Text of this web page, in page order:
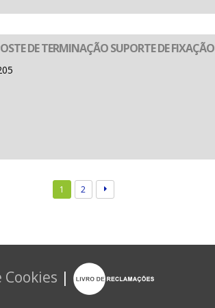
DE TERMINAÇÃO SUPORTE DE FIXAÇÃO
1 2
|